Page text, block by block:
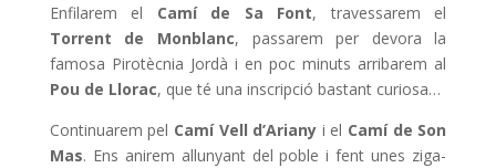
Enfilarem el Camí de Sa Font, travessarem el
Torrent de Monblanc, passarem per devora la
famosa Pirotècnia Jordà i en poc minuts arribarem al
Pou de Llorac, que té una inscripció bastant curiosa…
Continuarem pel Camí Vell d’Ariany i el Camí de Son
Mas. Ens anirem allunyant del poble i fent unes ziga-